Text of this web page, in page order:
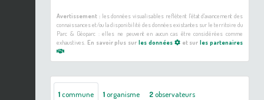
Avertissement :les données visualisables reflètent l'état d'avancement des
connaissances et/ou la disponibilité des données existantes sur le territoire du
Parc & Géoparc : elles ne peuvent en aucun cas être considérées comme
exhaustives. En savoir plus sur les données et surles partenaires
1commune 1organisme 2observateurs